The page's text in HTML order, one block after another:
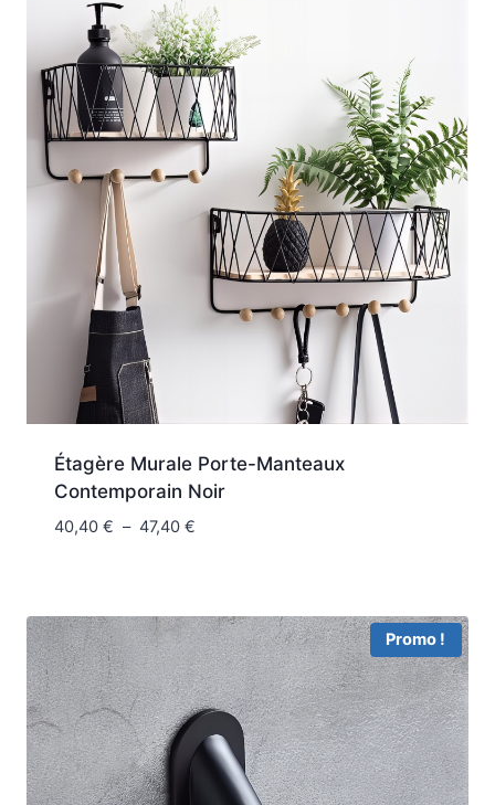
Étagère Murale Porte-Manteaux
Contemporain Noir
40,40 € – 47,40 €Plage
à
47,40 €
Promo !